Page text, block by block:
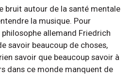
bruit autour de la santé mentale
la musique. Pour
philosophe allemand Friedrich
savoir beaucoup de choses,
savoir que beaucoup savoir à
dans ce monde manquent de